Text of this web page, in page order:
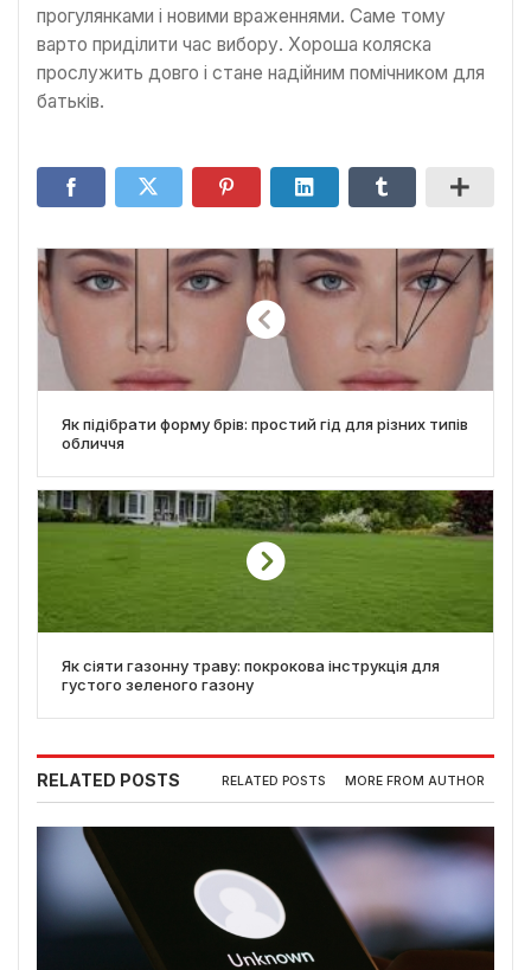
прогулянками і новими враженнями. Саме тому
варто приділити час вибору. Хороша коляска
прослужить довго і стане надійним помічником для
батьків.
Як підібрати форму брів: простий гід для різних типів
обличчя
Як сіяти газонну траву: покрокова інструкція для
густого зеленого газону
RELATED POSTS RELATED POSTS MORE FROM AUTHOR